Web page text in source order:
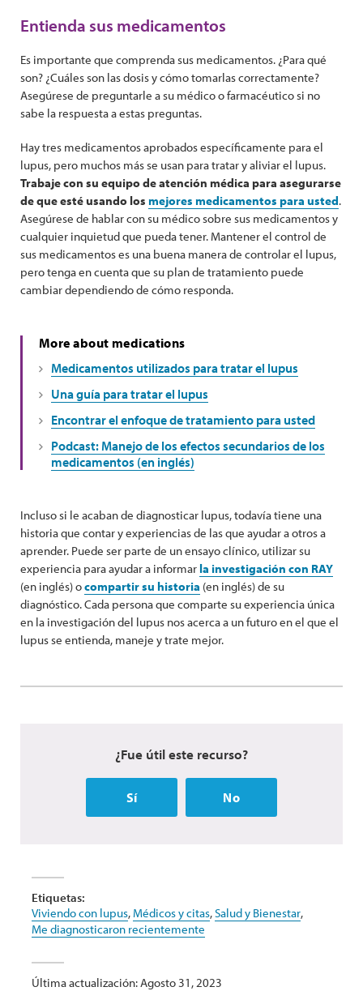
Entienda sus medicamentos
Es importante que comprenda sus medicamentos. ¿Para qué
son? ¿Cuáles son las dosis y cómo tomarlas correctamente?
Asegúrese de preguntarle a su médico o farmacéutico si no
sabe la respuesta a estas preguntas.
Hay tres medicamentos aprobados específicamente para el
lupus, pero muchos más se usan para tratar y aliviar el lupus.
Trabaje con su equipo de atención médica para asegurarse
de que esté usando los mejores medicamentos para usted.
Asegúrese de hablar con su médico sobre sus medicamentos y
cualquier inquietud que pueda tener. Mantener el control de
sus medicamentos es una buena manera de controlar el lupus,
pero tenga en cuenta que su plan de tratamiento puede
cambiar dependiendo de cómo responda.
More about medications
Medicamentos utilizados para tratar el lupus
Una guía para tratar el lupus
Encontrar el enfoque de tratamiento para usted
Podcast: Manejo de los efectos secundarios de los
medicamentos (en inglés)
Incluso si le acaban de diagnosticar lupus, todavía tiene una
historia que contar y experiencias de las que ayudar a otros a
aprender. Puede ser parte de un ensayo clínico, utilizar su
experiencia para ayudar a informar la investigación con RAY
(en inglés) ocompartir su historia (en inglés) de su
diagnóstico. Cada persona que comparte su experiencia única
en la investigación del lupus nos acerca a un futuro en el que el
lupus se entienda, maneje y trate mejor.
¿Fue útil este recurso?
Sí No
Etiquetas:
Viviendo con lupus, Médicos y citas,Salud y Bienestar,
Me diagnosticaron recientemente
Última actualización: Agosto 31, 2023